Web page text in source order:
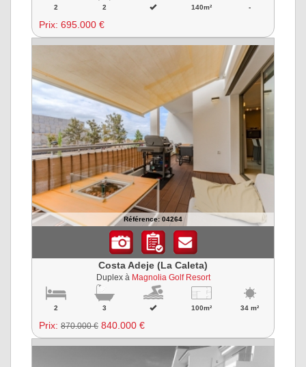
2 2 140m² -
Prix: 695.000 €
Référence: 04264
Costa Adeje (La Caleta)
Duplex à Magnolia Golf Resort
2 3 100m² 34 m²
Prix: 870.000 € 840.000 €